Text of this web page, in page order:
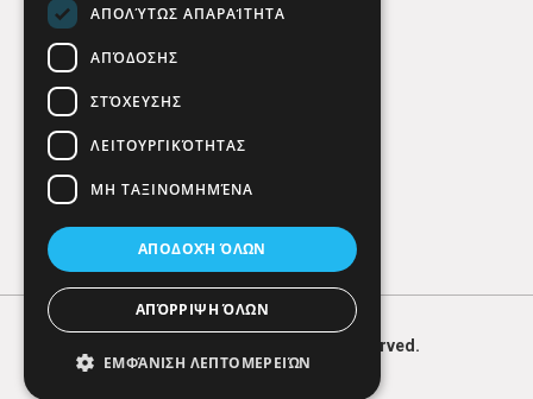
Social Media
HERE. All Rights Reserved.
ΑΠΟΛΎΤΩΣ ΑΠΑΡΑΊΤΗΤΑ
ΑΠΌΔΟΣΗΣ
ΣΤΌΧΕΥΣΗΣ
ΛΕΙΤΟΥΡΓΙΚΌΤΗΤΑΣ
ΜΗ ΤΑΞΙΝΟΜΗΜΈΝΑ
ΑΠΟΔΟΧΉ ΌΛΩΝ
ΑΠΌΡΡΙΨΗ ΌΛΩΝ
ΕΜΦΆΝΙΣΗ ΛΕΠΤΟΜΕΡΕΙΏΝ